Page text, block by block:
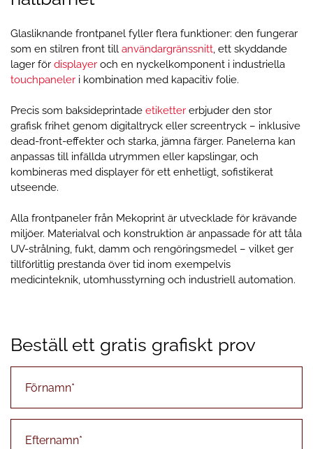
Glasliknande frontpanel fyller flera funktioner: den fungerar
som en stilren front till användargränssnitt , ett skyddande
lager för displayer och en nyckelkomponent i industriella
touchpaneler i kombination med kapacitiv folie.
Precis som baksideprintade etiketter erbjuder den stor
grafisk frihet genom digitaltryck eller screentryck – inklusive
dead-front-effekter och starka, jämna färger. Panelerna kan
anpassas till infällda utrymmen eller kapslingar, och
kombineras med displayer för ett enhetligt, sofistikerat
utseende.
Alla frontpaneler från Mekoprint är utvecklade för krävande
miljöer. Materialval och konstruktion är anpassade för att tåla
UV-strålning, fukt, damm och rengöringsmedel – vilket ger
tillförlitlig prestanda över tid inom exempelvis
medicinteknik, utomhusstyrning och industriell automation.
Beställ ett gratis grafiskt prov